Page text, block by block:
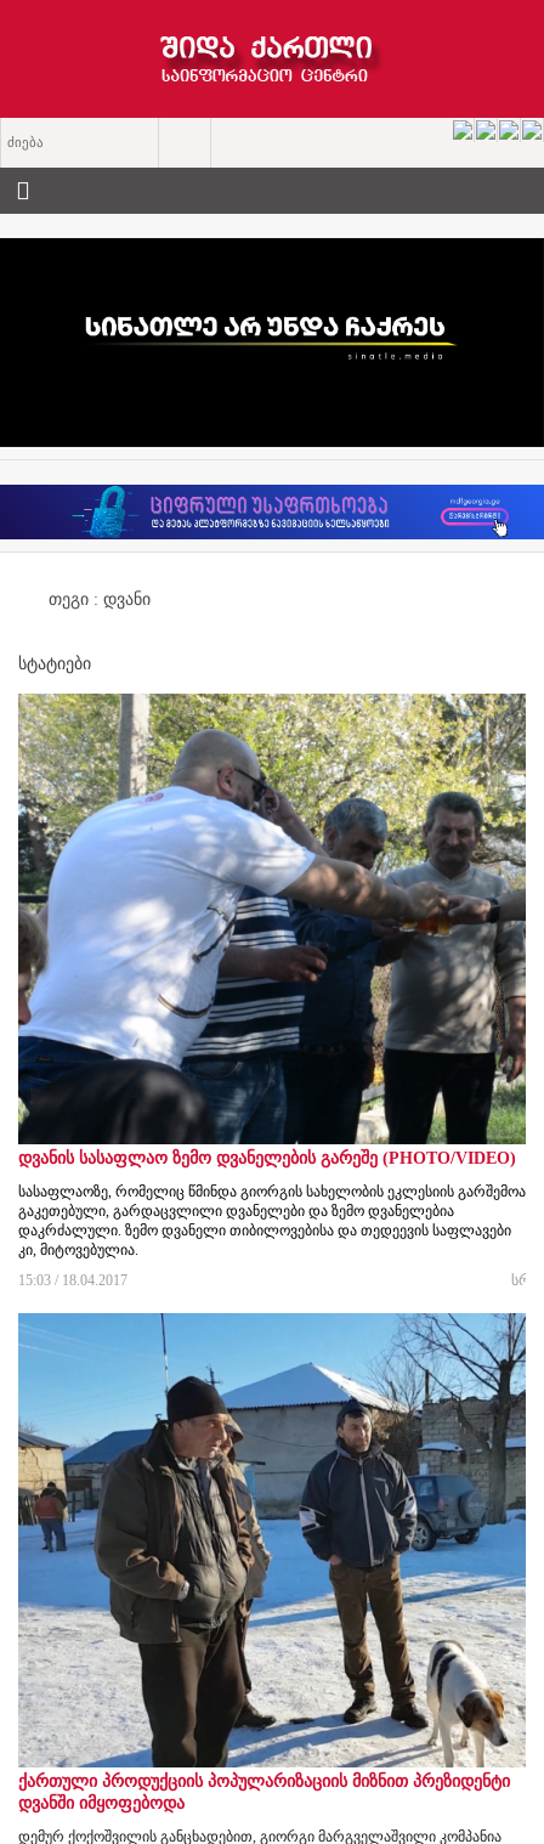
თეგი : დვანი
სტატიები
დვანის სასაფლაო ზემო დვანელების გარეშე (PHOTO/VIDEO)
სასაფლაოზე, რომელიც წმინდა გიორგის სახელობის ეკლესიის გარშემოა
გაკეთებული, გარდაცვლილი დვანელები და ზემო დვანელებია
დაკრძალული. ზემო დვანელი თიბილოვებისა და თედეევის საფლავები
კი, მიტოვებულია.
15:03 / 18.04.2017
ქართული პროდუქციის პოპულარიზაციის მიზნით პრეზიდენტი
დვანში იმყოფებოდა
დემურ ქოქოშვილის განცხადებით, გიორგი მარგველაშვილი კომპანია